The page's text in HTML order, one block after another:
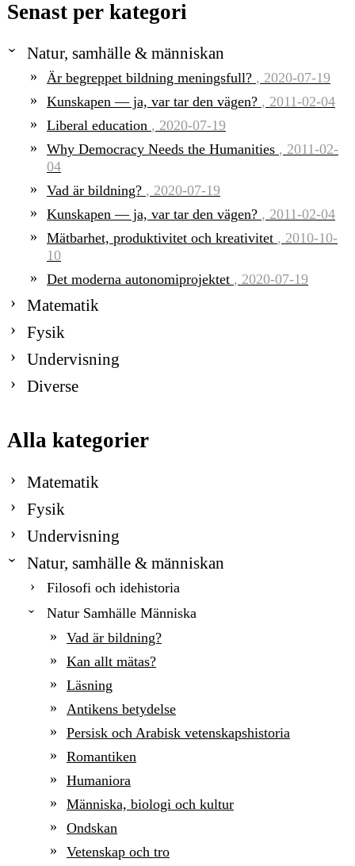
Senast per kategori
Natur, samhälle & människan
Är begreppet bildning meningsfull? , 2020-07-19
Kunskapen — ja, var tar den vägen? , 2011-02-04
Liberal education , 2020-07-19
Why Democracy Needs the Humanities , 2011-02-
04
Vad är bildning? , 2020-07-19
Kunskapen — ja, var tar den vägen? , 2011-02-04
Mätbarhet, produktivitet och kreativitet , 2010-10-
10
Det moderna autonomiprojektet , 2020-07-19
Matematik
Fysik
Undervisning
Diverse
Alla kategorier
Matematik
Fysik
Undervisning
Natur, samhälle & människan
Filosofi och idehistoria
Natur Samhälle Människa
Vad är bildning?
Kan allt mätas?
Läsning
Antikens betydelse
Persisk och Arabisk vetenskapshistoria
Romantiken
Humaniora
Människa, biologi och kultur
Ondskan
Vetenskap och tro